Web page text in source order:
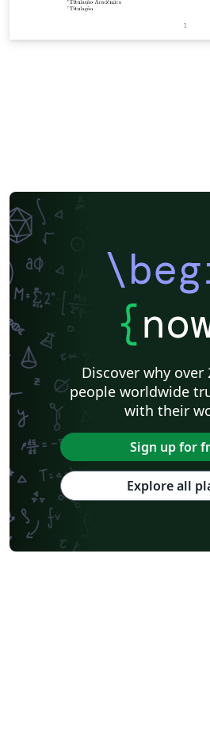
{
Discover why
people worldwide
with their
Sign up for
Explore all